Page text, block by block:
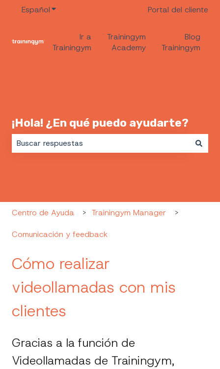
EspañolTraducciones de Mostrar submenú de
Portal del cliente
Ir a
Trainingym
Trainingym
Academy
Blog
Trainingym
¡Hola! ¿En qué puedo ayudarte?
Centro de Ayuda Trainingym Manager
Comunicación y feedback
Cómo realizar
videollamadas con mis
clientes
Gracias a la función de
Videollamadas de Trainingym,